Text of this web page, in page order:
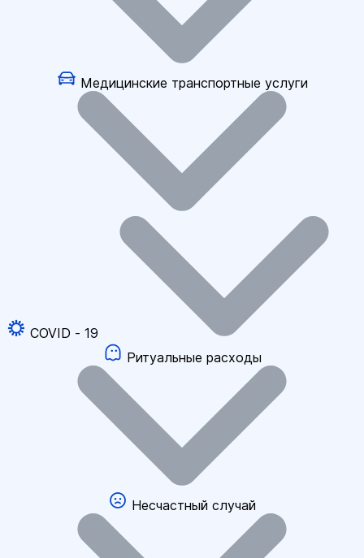
Медицинские транспортные услуги
COVID - 19
Ритуальные расходы
Несчастный случай